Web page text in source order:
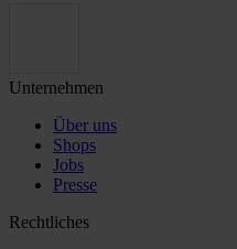
Unternehmen
Über uns
Shops
Jobs
Presse
Rechtliches